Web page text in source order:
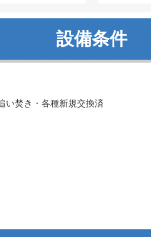
設備条件
い焚き・各種新規交換済